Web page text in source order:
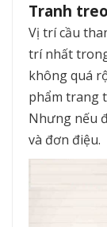
Tranh
Vị trí cầu
trí nhất
không quá
phẩm trang
Nhưng nếu
và đơn điệu.